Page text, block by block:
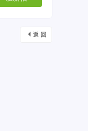
返 回